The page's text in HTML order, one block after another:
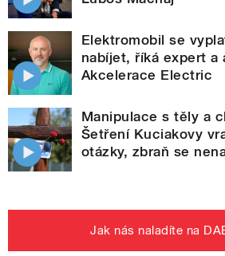
Elektromobil se
nabíjet, říká expert a
Akcelerace Electric
Manipulace s těly a
Šetření Kuciakovy
otázky, zbraň se
Jak nás naladíte na